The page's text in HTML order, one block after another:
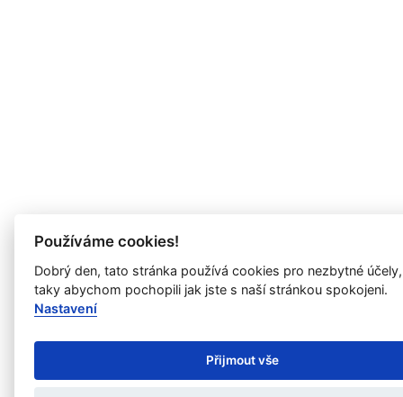
Používáme cookies!
Dobrý den, tato stránka používá cookies pro nezbytné
taky abychom pochopili jak jste s naší stránkou spokojeni.
Nastavení
Přijmout vše